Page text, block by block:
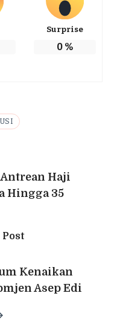
Surprise
0 %
Haji
Hingga 35
Kenaikan
Asep Edi